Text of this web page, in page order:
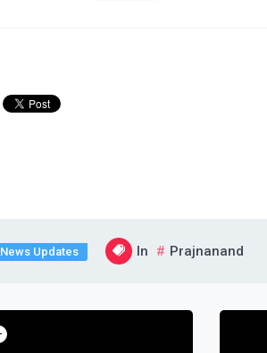
News Updates In Prajnanand